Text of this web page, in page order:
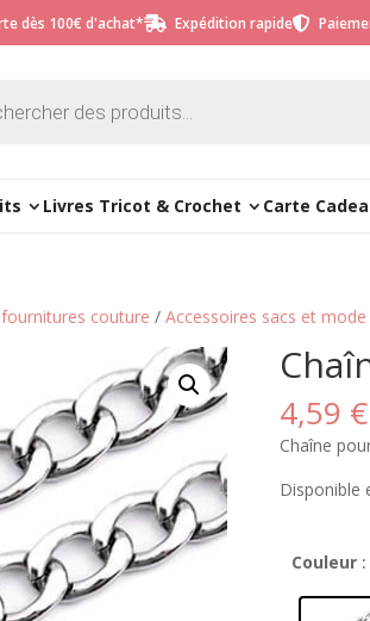
dès 100€ d'achat* Expédition rapide
Livres Tricot & Crochet Carte
couture /Accessoires sacs et
4,59 €
Chaîne
Disponible
Couleur